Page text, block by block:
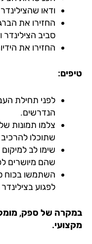
ודאו שהצילינדר
החזירו את
סביב הצילינדר
החזירו את הידיות
לפני תחילת
הנדרשים.
צלמו תמונות של
שתוכלו להרכיב
שימו לב למיקום
שהם מיושרים לפני
השתמשו בכוח
לפגוע בצילינדר או
של ספק, מומלץ